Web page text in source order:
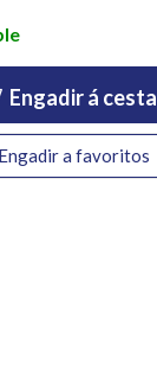
Engadir á cesta
a favoritos